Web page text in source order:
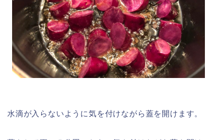
水滴が入らないように気を付けながら蓋を開けます。